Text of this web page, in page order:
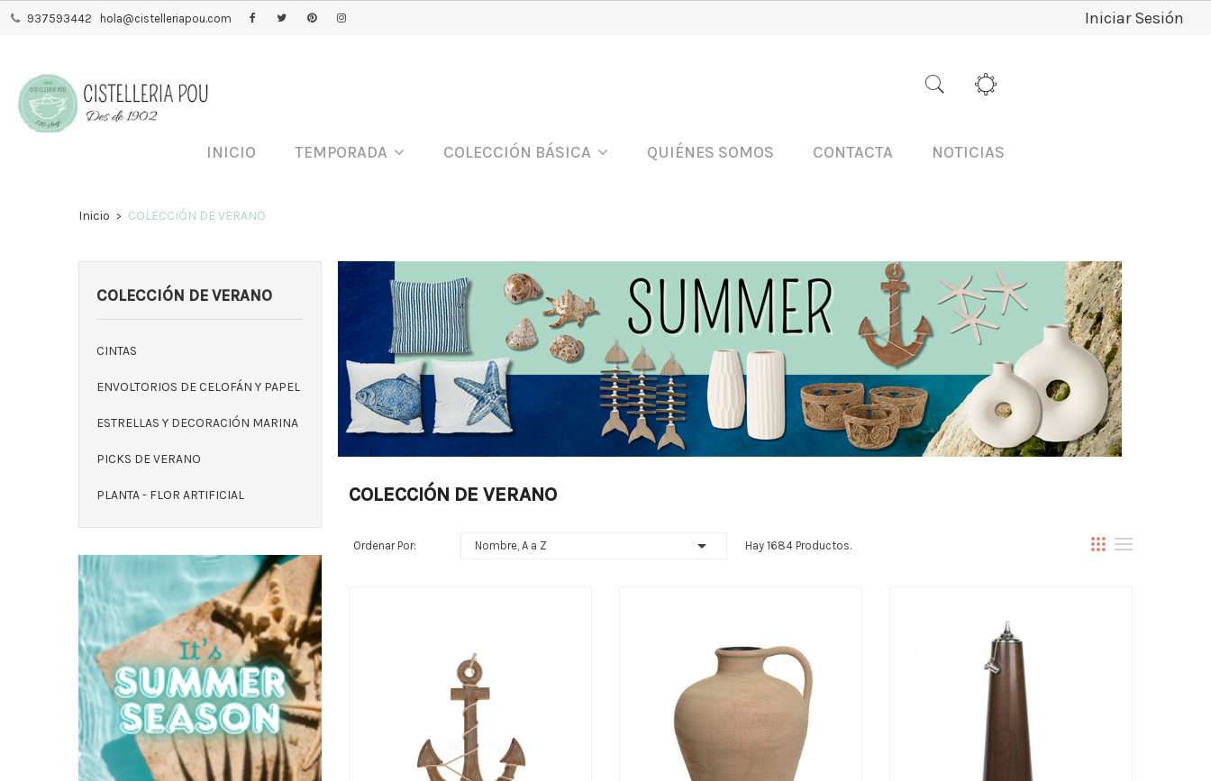
937593442 hola@cistelleriapou.com Iniciar Sesión
INICIO TEMPORADA COLECCIÓN BÁSICA QUIÉNES SOMOS CONTACTA NOTICIAS
Inicio COLECCIÓN DE VERANO
COLECCIÓN DE VERANO
CINTAS
ENVOLTORIOS DE CELOFÁN Y PAPEL
ESTRELLAS Y DECORACIÓN MARINA
PICKS DE VERANO
PLANTA - FLOR ARTIFICIAL
Colección de complementos para la primavera y el verano.
Artículos para la temporada de calor y chiringuitos. Decoraciones
veraniegas preciosas. Cestas y macetas para todo tipo de plantas.
COLECCIÓN DE VERANO
Ordenar Por: Nombre, A a Z  Hay 1684 Productos.